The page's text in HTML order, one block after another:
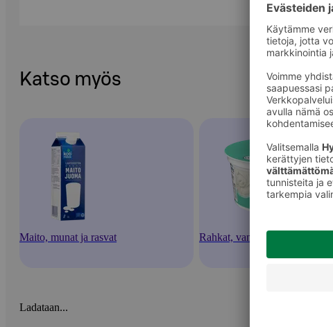
Katso myös
Maito, munat ja rasvat Rahkat, vanukkaat ja jälkiruoka
Ladataan...